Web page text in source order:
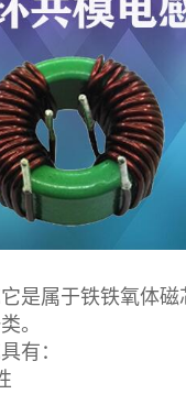
属于铁铁氧体磁
。
有：